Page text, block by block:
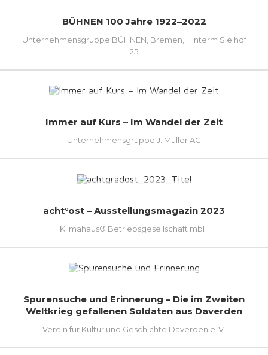
BÜHNEN 100 Jahre 1922–2022
Unternehmensgruppe BÜHNEN, Bremen, Hinterm Sielhof
25
Immer auf Kurs – Im Wandel der Zeit
Unternehmensgruppe J. Müller AG
acht°ost – Ausstellungsmagazin 2023
Klimahaus® Betriebsgesellschaft mbH
Spurensuche und Erinnerung – Die im Zweiten
Weltkrieg gefallenen Soldaten aus Daverden
Verein für Kultur und Geschichte Daverden e. V.